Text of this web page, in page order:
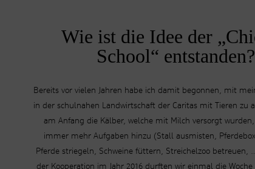
Wie ist die Idee der
School“ entstanden?
Bereits vor vielen Jahren habe ich damit begonnen, mit
in der schulnahen Landwirtschaft der Caritas mit Tieren zu
am Anfang die Kälber, welche mit Milch versorgt
immer mehr Aufgaben hinzu (Stall ausmisten,
Pferde striegeln, Schweine füttern, Streichelzoo betreuen,
der Kooperation im Jahr 2016 durften wir einmal die